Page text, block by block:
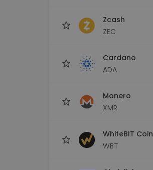
Zcash
ZEC
Cardano
ADA
Monero
XMR
WhiteBIT Coin
WBT